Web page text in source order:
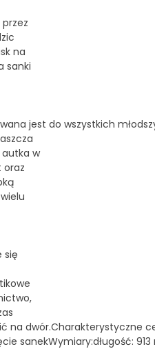
na
sanki
jest do wszystkich
autka w
oraz
się
na dwór.Charakterystyczne
sanekWymiary:długość: